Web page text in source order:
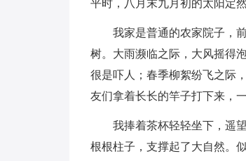
平时，八月末九月初的太阳定
我家是普通的农家院子，
树。大雨濒临之际，大风摇得
很是吓人；春季柳絮纷飞之际
友们拿着长长的竿子打下来，
我捧着茶杯轻轻坐下，遥
根根柱子，支撑起了大自然。